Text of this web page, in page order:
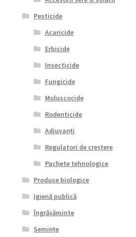
Pesticide
Acaricide
Erbicide
Insecticide
Fungicide
Moluscocide
Rodenticide
Adjuvanți
Regulatori de creștere
Pachete tehnologice
Produse biologice
Igienă publică
Îngrășăminte
Semințe